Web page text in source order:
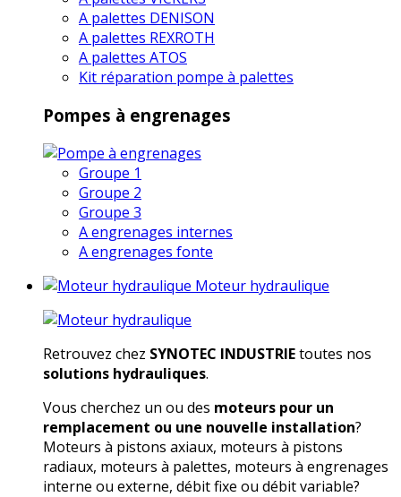
A palettes DENISON
A palettes REXROTH
A palettes ATOS
Kit réparation pompe à palettes
Pompes à engrenages
Groupe 1
Groupe 2
Groupe 3
A engrenages internes
A engrenages fonte
Moteur hydraulique
Retrouvez chez SYNOTEC INDUSTRIEtoutes nos
solutions hydrauliques.
Vous cherchez un ou des moteurs pour un
remplacement ou une nouvelle installation?
Moteurs à pistons axiaux, moteurs à pistons
radiaux, moteurs à palettes, moteurs à engrenages
interne ou externe, débit fixe ou débit variable?